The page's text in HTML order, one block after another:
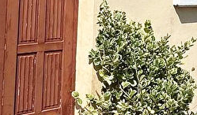
et agréable. En rez-de-chaussée